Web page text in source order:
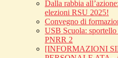
Dalla rabbia
elezioni RSU 2025!
Convegno di
USB Scuola:
PNRR 2
[INFORMAZIONI